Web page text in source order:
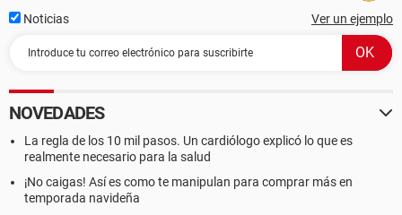
Noticias Ver un ejemplo
NOVEDADES
La regla de los 10 mil pasos. Un cardiólogo explicó lo que es
realmente necesario para la salud
¡No caigas! Así es como te manipulan para comprar más en
temporada navideña